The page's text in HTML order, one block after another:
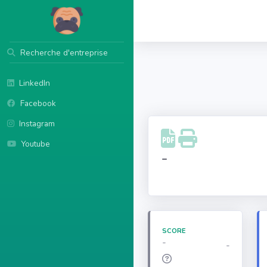
Recherche d'entreprise
LinkedIn
Facebook
Instagram
Youtube
-
SCORE
- -